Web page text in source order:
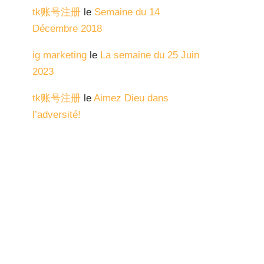
tk账号注册 le Semaine du 14
Décembre 2018
ig marketing le La semaine du 25 Juin
2023
tk账号注册 le Aimez Dieu dans
l’adversité!